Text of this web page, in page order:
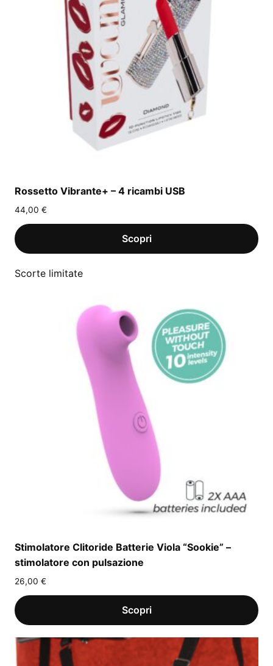
Rossetto Vibrante+ – 4 ricambi USB
44,00 €
Scorte limitate
Stimolatore Clitoride Batterie Viola “Sookie” –
stimolatore con pulsazione
26,00 €